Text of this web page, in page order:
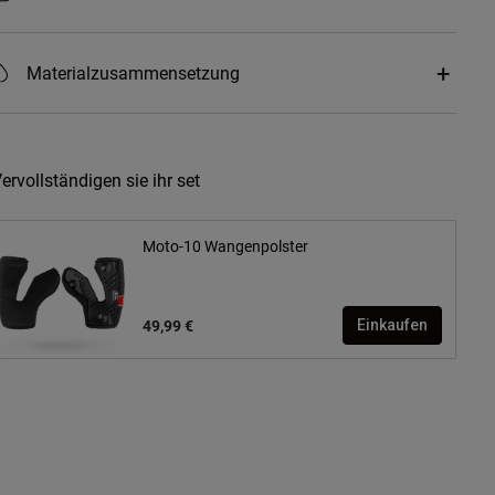
Materialzusammensetzung
sie ihr set
Moto-10 Wangenpolster
49,99 € Einkaufen